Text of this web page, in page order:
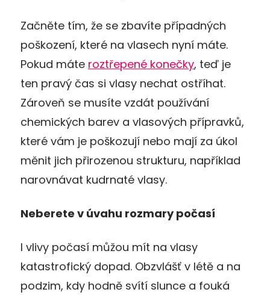
Začněte tím, že se zbavíte případných
poškození, které na vlasech nyní máte.
Pokud máte roztřepené konečky, teď je
ten pravý čas si vlasy nechat ostříhat.
Zároveň se musíte vzdát používání
chemických barev a vlasových přípravků,
které vám je poškozují nebo mají za úkol
měnit jich přirozenou strukturu, například
narovnávat kudrnaté vlasy.
Neberete v úvahu rozmary počasí
I vlivy počasí můžou mít na vlasy
katastrofický dopad. Obzvlášť v létě a na
podzim, kdy hodně svítí slunce a fouká